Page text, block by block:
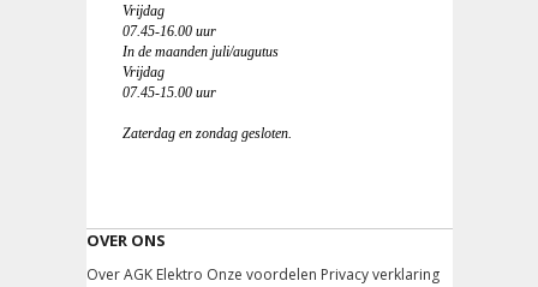
Vrijdag
07.45-16.00 uur
In de maanden juli/augutus
Vrijdag
07.45-15.00 uur
Zaterdag en zondag gesloten.
OVER ONS
Over AGK Elektro Onze voordelen Privacy verklaring